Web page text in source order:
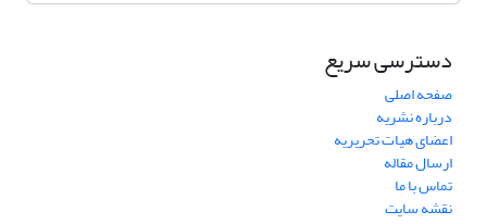
دسترسی سریع
صفحه اصلی
درباره نشریه
اعضای هیات تحریریه
ارسال مقاله
تماس با ما
نقشه سایت